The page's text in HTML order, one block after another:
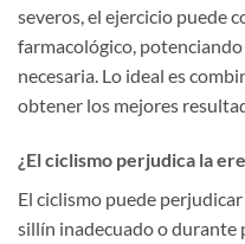
severos, el ejercicio puede
farmacológico,
necesaria. Lo ideal es
obtener los mejores
¿El ciclismo perjudica la
El ciclismo puede
sillín inadecuado o durante